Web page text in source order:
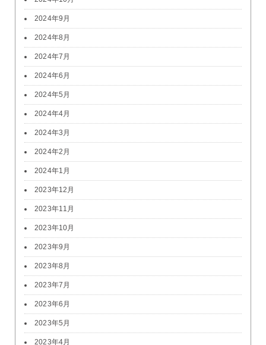
2024年9月
2024年8月
2024年7月
2024年6月
2024年5月
2024年4月
2024年3月
2024年2月
2024年1月
2023年12月
2023年11月
2023年10月
2023年9月
2023年8月
2023年7月
2023年6月
2023年5月
2023年4月